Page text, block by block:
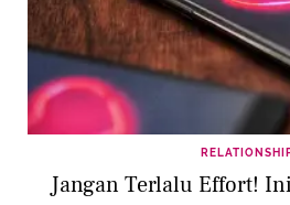
Jangan Terlalu Effort!